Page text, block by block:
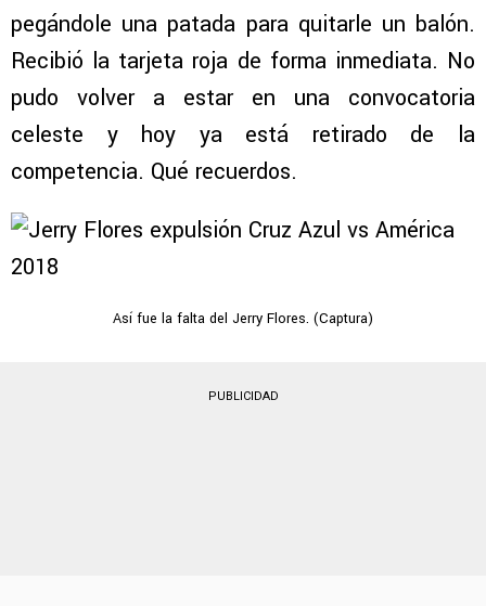
pegándole una patada para quitarle un balón.
Recibió la tarjeta roja de forma inmediata. No
pudo volver a estar en una convocatoria
celeste y hoy ya está retirado de la
competencia. Qué recuerdos.
Así fue la falta del Jerry Flores. (Captura)
PUBLICIDAD